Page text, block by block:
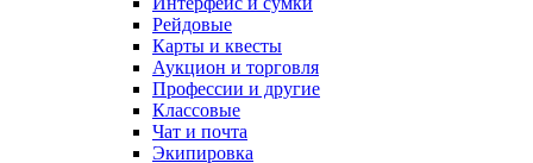
Рейдовые
Карты и квесты
Аукцион и торговля
Профессии и другие
Классовые
Чат и почта
Экипировка